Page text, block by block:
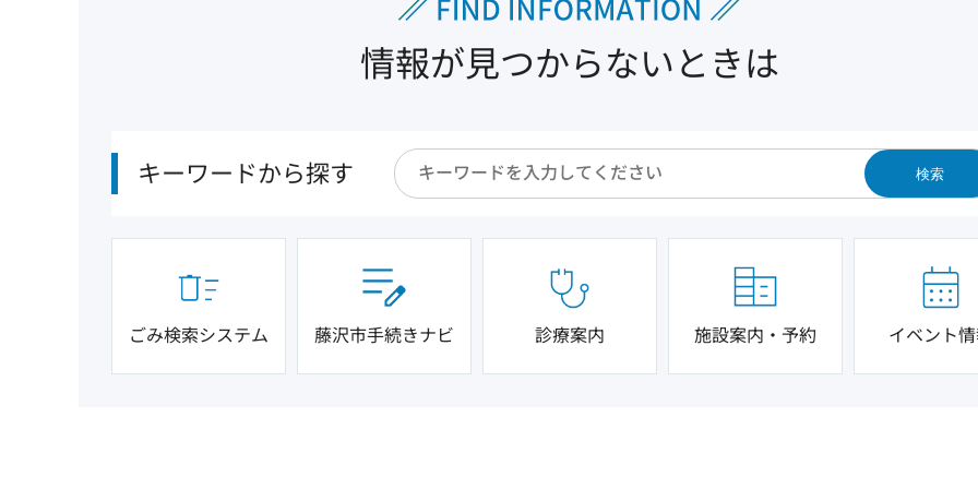
情報が見つからないときは
キーワードから探す 検索
ごみ検索システム 藤沢市手続きナビ 診療案内 施設案内・予約 イベント